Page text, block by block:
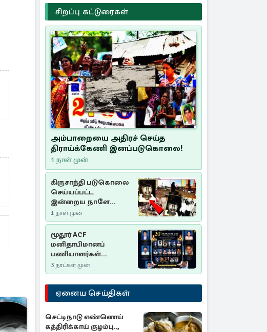
சிறப்பு கட்டுரைகள்
அம்பாறையை அதிரச் செய்த
திராய்க்கேணி இனப்படுகொலை!
1 நாள் முன்
கிருசாந்தி படுகொலை
செய்யப்பட்ட
இன்றைய நாளே
செம்மணி
இனப்படுகொலை
தினம்…!
1 நாள் முன்
மூதூர் ACF
மனிதாபிமானப்
பணியாளர்கள்
படுகொலை (2006): 20
ஆண்டுகளாகியும் நீதி
மறுக்கப்பட்ட
மனிதாபிமானப்
பேரவலம்
3 நாட்கள் முன்
ஏனைய செய்திகள்
செட்டிநாடு எண்ணெய்
கத்திரிக்காய் குழம்பு..,